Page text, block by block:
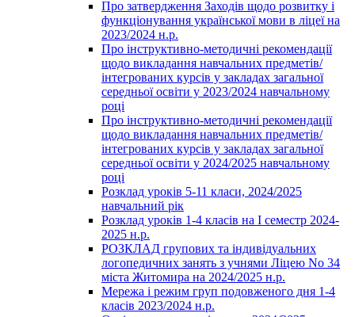
Про затвердження Заходів щодо розвитку і
функціонування української мови в ліцеї на
2023/2024 н.р.
Про інструктивно-методичні рекомендації
щодо викладання навчальних предметів/
інтегрованих курсів у закладах загальної
середньої освіти у 2023/2024 навчальному
році
Про інструктивно-методичні рекомендації
щодо викладання навчальних предметів/
інтегрованих курсів у закладах загальної
середньої освіти у 2024/2025 навчальному
році
Розклад уроків 5-11 класи, 2024/2025
навчальний рік
Розклад уроків 1-4 класів на І семестр 2024-
2025 н.р.
РОЗКЛАД групових та індивідуальних
логопедичних занять з учнями Ліцею No 34
міста Житомира на 2024/2025 н.р.
Мережа і режим груп подовженого дня 1-4
класів 2023/2024 н.р.